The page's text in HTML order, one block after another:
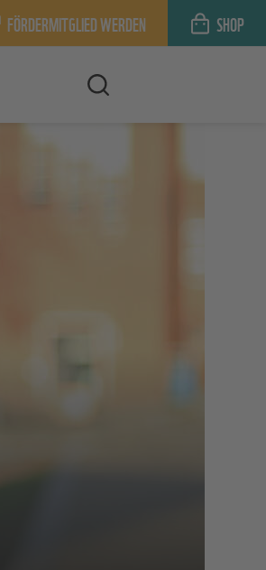
FÖRDERMITGLIED WERDEN SHOP